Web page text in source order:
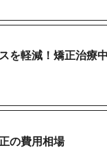
を軽減！矯正治療
の費用相場